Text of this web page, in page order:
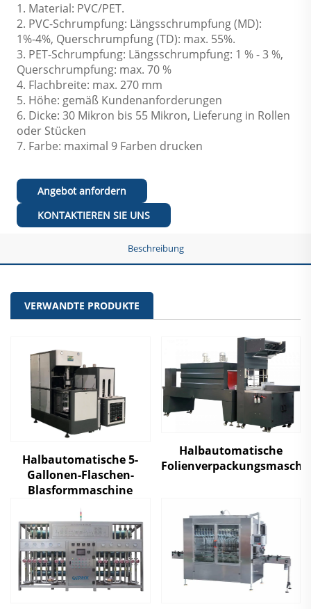
1. Material: PVC/PET.
2. PVC-Schrumpfung: Längsschrumpfung (MD):
1%-4%, Querschrumpfung (TD): max. 55%.
3. PET-Schrumpfung: Längsschrumpfung: 1 % - 3 %,
Querschrumpfung: max. 70 %
4. Flachbreite: max. 270 mm
5. Höhe: gemäß Kundenanforderungen
6. Dicke: 30 Mikron bis 55 Mikron, Lieferung in Rollen
oder Stücken
7. Farbe: maximal 9 Farben drucken
Angebot anfordern
KONTAKTIEREN SIE UNS
Beschreibung
VERWANDTE PRODUKTE
Halbautomatische 5-
Gallonen-Flaschen-
Blasformmaschine
Halbautomatische